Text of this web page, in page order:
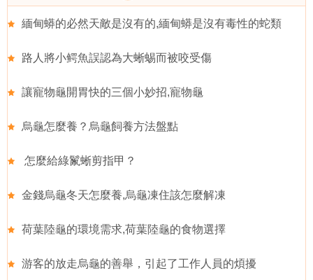
緬甸蟒的必然天敵是沒有的,緬甸蟒是沒有毒性的蛇類
路人將小鳄魚誤認為大蜥蜴而被咬受傷
讓寵物龜開胃快的三個小妙招,寵物龜
烏龜怎麼養？烏龜飼養方法盤點
怎麼給綠鬣蜥剪指甲？
金錢烏龜冬天怎麼養,烏龜凍住該怎麼解凍
荷葉陸龜的環境需求,荷葉陸龜的食物選擇
游客的放走烏龜的善舉，引起了工作人員的煩擾